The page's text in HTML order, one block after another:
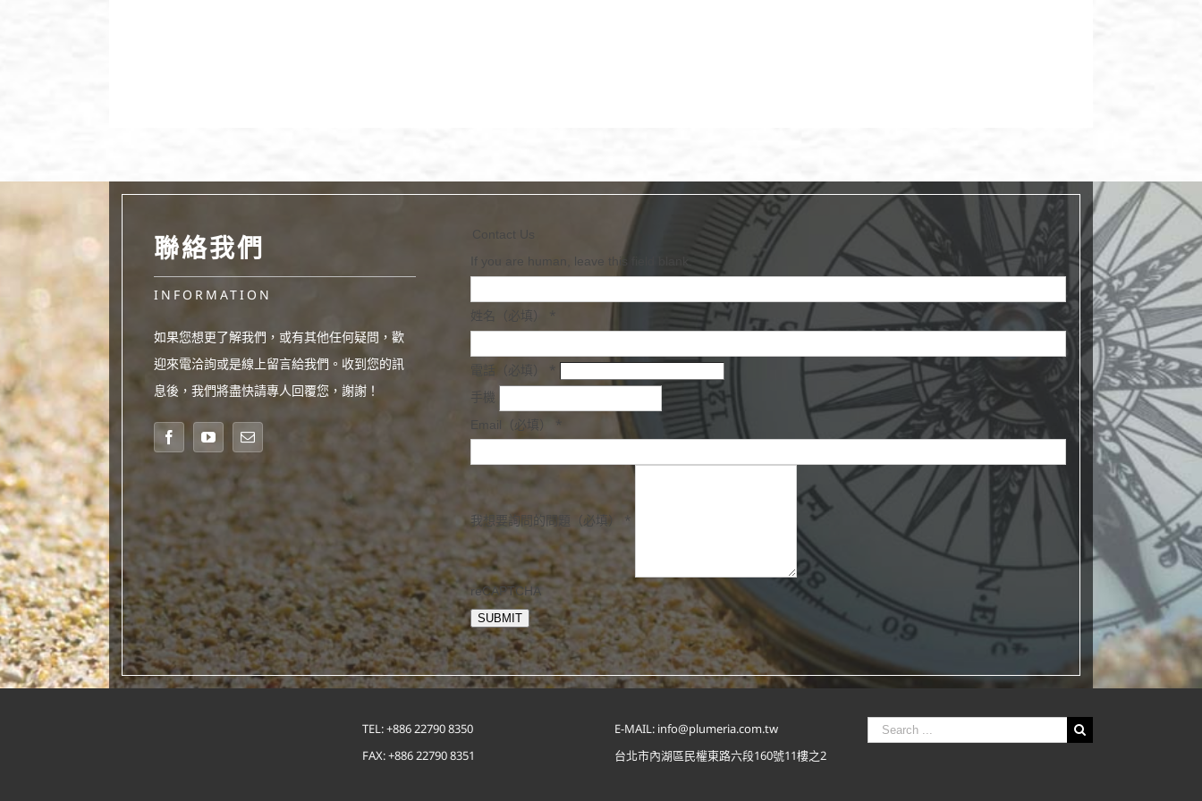
聯絡我們
INFORMATION
如果您想更了解我們，或有其他任何疑問，歡
迎來電洽詢或是線上留言給我們。收到您的訊
息後，我們將盡快請專人回覆您，謝謝！
Contact Us
If you are human, leave this field blank.
姓名（必填） *
電話（必填） *
手機
Email（必填）
*
我想要詢問的問題（必填） *
reCAPTCHA
SUBMIT
TEL: +886 22790 8350
FAX: +886 22790 8351
E-MAIL: info@plumeria.com.tw
台北市內湖區民權東路六段160號11樓之2
Search